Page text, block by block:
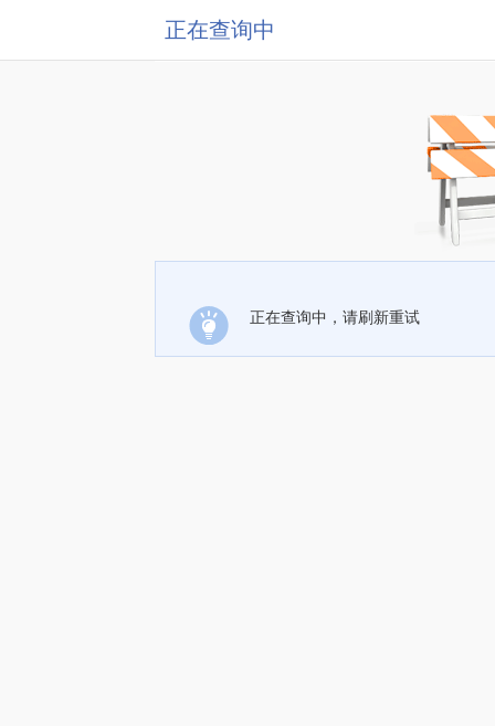
正在查询中
正在查询中，请刷新重试